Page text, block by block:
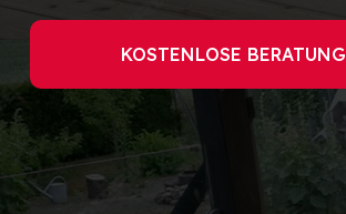
KOSTENLOSE BERATUNG